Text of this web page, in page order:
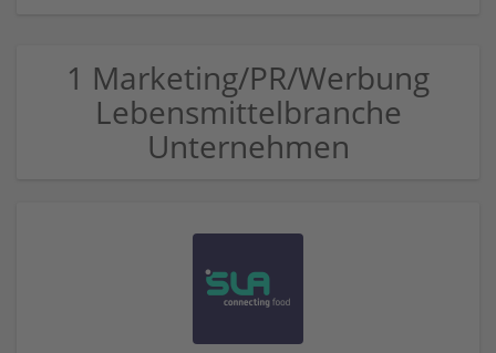
1 Marketing/PR/Werbung
Lebensmittelbranche
Unternehmen